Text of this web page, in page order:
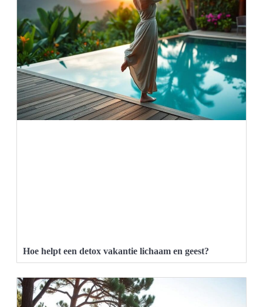
Hoe helpt een detox vakantie lichaam en geest?